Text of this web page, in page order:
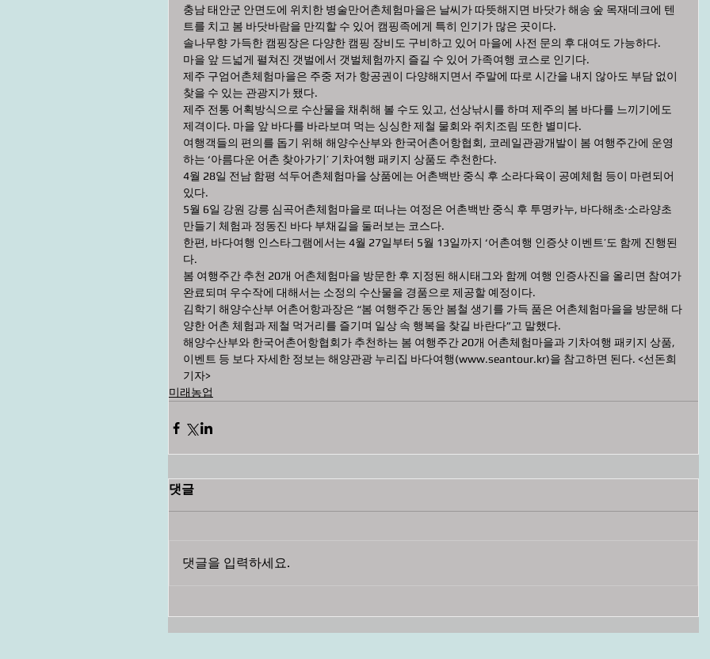
충남 태안군 안면도에 위치한 병술만어촌체험마을은 날씨가 따뜻해지면 바닷가 해송 숲 목재데크에 텐
트를 치고 봄 바닷바람을 만끽할 수 있어 캠핑족에게 특히 인기가 많은 곳이다.
솔나무향 가득한 캠핑장은 다양한 캠핑 장비도 구비하고 있어 마을에 사전 문의 후 대여도 가능하다.
마을 앞 드넓게 펼쳐진 갯벌에서 갯벌체험까지 즐길 수 있어 가족여행 코스로 인기다.
제주 구엄어촌체험마을은 주중 저가 항공권이 다양해지면서 주말에 따로 시간을 내지 않아도 부담 없이
찾을 수 있는 관광지가 됐다.
제주 전통 어획방식으로 수산물을 채취해 볼 수도 있고, 선상낚시를 하며 제주의 봄 바다를 느끼기에도
제격이다. 마을 앞 바다를 바라보며 먹는 싱싱한 제철 물회와 쥐치조림 또한 별미다.
여행객들의 편의를 돕기 위해 해양수산부와 한국어촌어항협회, 코레일관광개발이 봄 여행주간에 운영
하는 ‘아름다운 어촌 찾아가기’ 기차여행 패키지 상품도 추천한다.
4월 28일 전남 함평 석두어촌체험마을 상품에는 어촌백반 중식 후 소라다육이 공예체험 등이 마련되어
있다.
5월 6일 강원 강릉 심곡어촌체험마을로 떠나는 여정은 어촌백반 중식 후 투명카누, 바다해초·소라양초
만들기 체험과 정동진 바다 부채길을 둘러보는 코스다.
한편, 바다여행 인스타그램에서는 4월 27일부터 5월 13일까지 ‘어촌여행 인증샷 이벤트’도 함께 진행된
다.
봄 여행주간 추천 20개 어촌체험마을 방문한 후 지정된 해시태그와 함께 여행 인증사진을 올리면 참여가
완료되며 우수작에 대해서는 소정의 수산물을 경품으로 제공할 예정이다.
김학기 해양수산부 어촌어항과장은 “봄 여행주간 동안 봄철 생기를 가득 품은 어촌체험마을을 방문해 다
양한 어촌 체험과 제철 먹거리를 즐기며 일상 속 행복을 찾길 바란다”고 말했다.
해양수산부와 한국어촌어항협회가 추천하는 봄 여행주간 20개 어촌체험마을과 기차여행 패키지 상품,
이벤트 등 보다 자세한 정보는 해양관광 누리집 바다여행(www.seantour.kr)을 참고하면 된다. <선돈희
기자>
미래농업
댓글
댓글을 입력하세요.